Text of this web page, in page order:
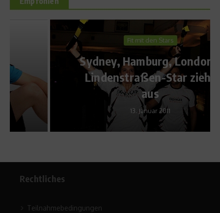
Fit mit den Stars
Sydney, Hamburg, London –
Lindenstraßen-Star zieht
aus
13. Januar 2011
Rechtliches
Teilnahmebedingungen